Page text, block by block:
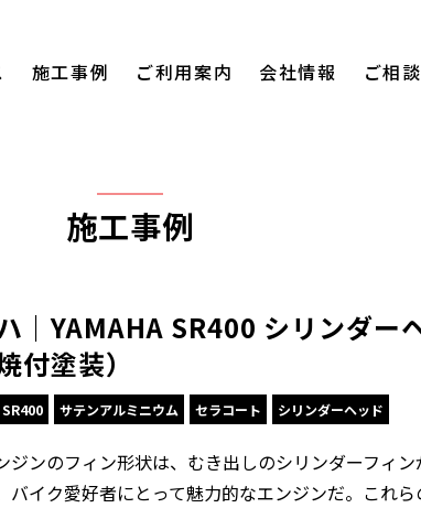
施工事例 ご利用案内 会社情報 ご相
施工事例
｜YAMAHA SR400 シリンダー
付塗装）
SR400 サテンアルミニウム セラコート シリンダーヘッド
ジンのフィン形状は、むき出しのシリンダーフィ
バイク愛好者にとって魅力的なエンジンだ。これ